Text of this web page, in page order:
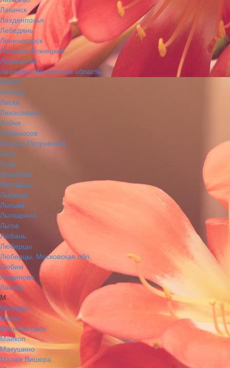
Лакинск
Лахденпохья
Лебедянь
Лениногорск
Ленинск-Кузнецкий
Лермонтов
Лешково, Московская область
Ливны
Липецк
Лиски
Лихославль
Лобня
Ломоносов
Лосино-Петровский
Луга
Луза
Лукоянов
Луховицы
Лысково
Лысьва
Лыткарино
Льгов
Любань
Люберцы
Люберцы, Московская обл.
Любим
Людиново
Лянтор
М
Магадан
Магас
Магнитогорск
Майкоп
Макушино
Малая Вишера